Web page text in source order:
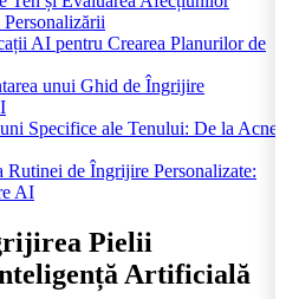
AI pentru Crearea Planurilor de
unui Ghid de Îngrijire
Specifice ale Tenului: De la Acnee
Rutinei de Îngrijire Personalizate:
AI
Pielii
Artificială